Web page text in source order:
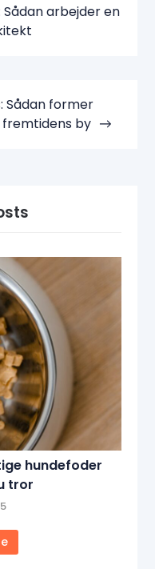
arbejder en
Sådan former
by
hundefoder
tror